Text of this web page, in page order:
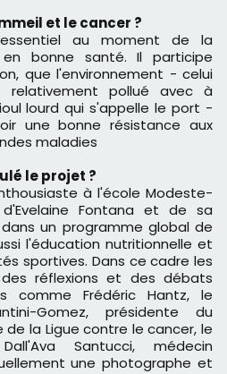
et le cancer ?
au moment de la
bonne santé. Il participe
que l'environnement - celui
pollué avec à
lourd qui s'appelle le port -
une bonne résistance aux
maladies
le projet ?
à l'école Modeste-
Fontana et de sa
un programme global de
l'éducation nutritionnelle et
sportives. Dans ce cadre les
réflexions et des débats
comme Frédéric Hantz, le
Gomez, présidente du
la Ligue contre le cancer, le
Santucci, médecin
une photographe et